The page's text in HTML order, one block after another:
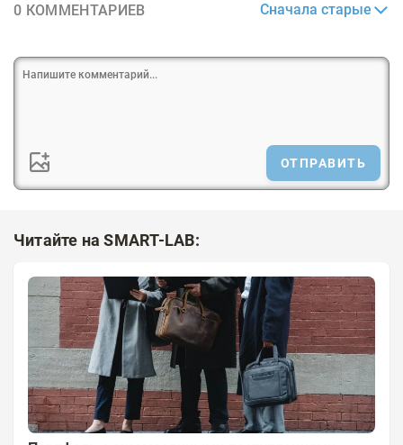
0 КОММЕНТАРИЕВ Сначала старые
ОТПРАВИТЬ
Читайте на SMART-LAB: